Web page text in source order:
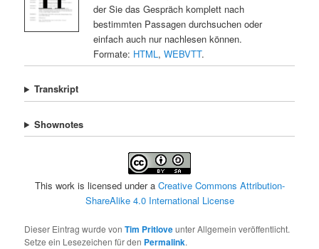
der Sie das Gespräch komplett nach
bestimmten Passagen durchsuchen oder
einfach auch nur nachlesen können.
Formate: HTML , WEBVTT.
Transkript
Shownotes
This work is licensed under a Creative Commons Attribution-
ShareAlike 4.0 International License
Dieser Eintrag wurde vonTim Pritloveunter Allgemein veröffentlicht.
Setze ein Lesezeichen für den Permalink.